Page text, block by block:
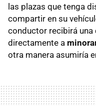
las plazas que tenga
compartir en su
conductor recibirá una
directamente a
otra manera asumiría